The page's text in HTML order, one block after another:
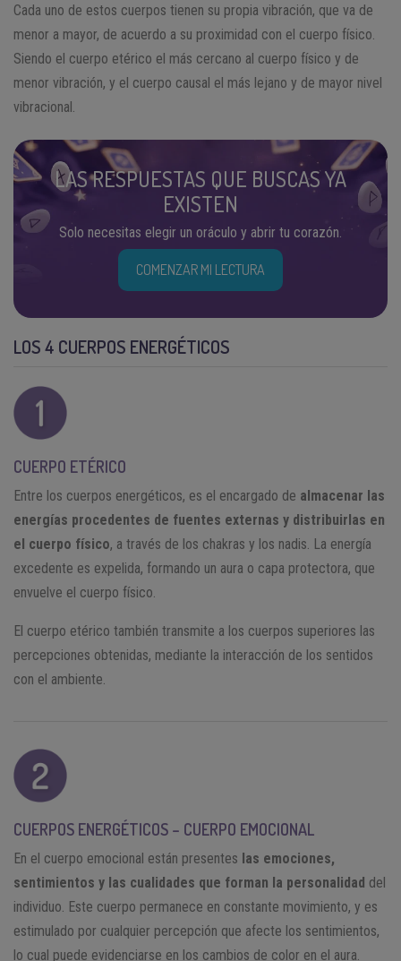
Cada uno de estos cuerpos tienen su propia vibración, que va de
menor a mayor, de acuerdo a su proximidad con el cuerpo físico.
Siendo el cuerpo etérico el más cercano al cuerpo físico y de
menor vibración, y el cuerpo causal el más lejano y de mayor nivel
vibracional.
LAS RESPUESTAS QUE BUSCAS YA
EXISTEN
Solo necesitas elegir un oráculo y abrir tu corazón.
COMENZAR MI LECTURA
LOS 4 CUERPOS ENERGÉTICOS
CUERPO ETÉRICO
Entre los cuerpos energéticos, es el encargado de almacenar las
energías procedentes de fuentes externas y distribuirlas en
el cuerpo físico, a través de los chakras y los nadis. La energía
excedente es expelida, formando un aura o capa protectora, que
envuelve el cuerpo físico.
El cuerpo etérico también transmite a los cuerpos superiores las
percepciones obtenidas, mediante la interacción de los sentidos
con el ambiente.
CUERPOS ENERGÉTICOS – CUERPO EMOCIONAL
En el cuerpo emocional están presentes las emociones,
sentimientos y las cualidades que forman la personalidad del
individuo. Este cuerpo permanece en constante movimiento, y es
estimulado por cualquier percepción que afecte los sentimientos,
lo cual puede evidenciarse en los cambios de color en el aura.